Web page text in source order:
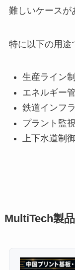
難しいケースが
特に以下の用途
生産ライン
エネルギー
鉄道インフラ
プラント監
上下水道制
MultiTech製